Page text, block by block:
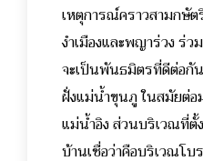
เหตุการณ์คราวสามกษั
งำเมืองและพญาร่วง ร่
จะเป็นพันธมิตรที่ดีต่อ
ฝั่งแม่น้ำขุนภู ในสมัยต่อ
แม่น้ำอิง ส่วนบริเวณที่ตั้
บ้านเชื่อว่าคือบริเวณโ